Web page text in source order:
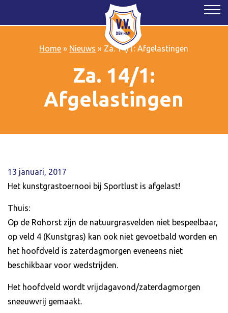
Home » Nieuws » Za. 14/1: Afgelastingen
Za. 14/1:
Afgelastingen
13 januari, 2017
Het kunstgrastoernooi bij Sportlust is afgelast!
Thuis:
Op de Rohorst zijn de natuurgrasvelden niet bespeelbaar,
op veld 4 (Kunstgras) kan ook niet gevoetbald worden en
het hoofdveld is zaterdagmorgen eveneens niet
beschikbaar voor wedstrijden.
Het hoofdveld wordt vrijdagavond/zaterdagmorgen
sneeuwvrij gemaakt.